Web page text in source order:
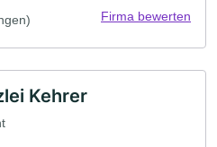
Firma bewerten
Kehrer